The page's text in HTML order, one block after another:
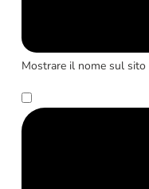
Mostrare il nome sul